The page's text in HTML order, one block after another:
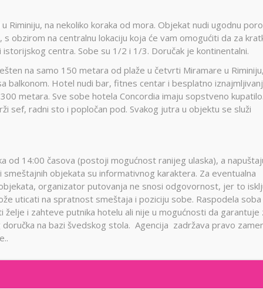
u Riminiju, na nekoliko koraka od mora. Objekat nudi ugodnu
obzirom na centralnu lokaciju koja će vam omogućiti da za
centra. Sobe su 1/2 i 1/3. Doručak je kontinentalni.
na samo 150 metara od plaže u četvrti Miramare u Riminiju,
balkonom. Hotel nudi bar, fitnes centar i besplatno
metara. Sve sobe hotela Concordia imaju sopstveno kupatilo.
sef, radni sto i popločan pod. Svakog jutra u objektu se služi
od 14:00 časova (postoji mogućnost ranijeg ulaska), a
objekata su informativnog karaktera. Za eventualna
organizator putovanja ne snosi odgovornost, jer to
uticati na spratnost smeštaja i poziciju sobe. Raspodela soba
i zahteve putnika hotelu ali nije u mogućnosti da garantuje
na bazi švedskog stola. Agencija zadržava pravo